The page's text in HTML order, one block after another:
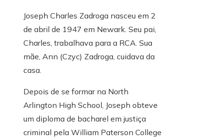
Joseph Charles Zadroga nasceu em 2
de abril de 1947 em Newark. Seu pai,
Charles, trabalhava para a RCA. Sua
mãe, Ann (Czyc) Zadroga, cuidava da
casa.
Depois de se formar na North
Arlington High School, Joseph obteve
um diploma de bacharel em justiça
criminal pela William Paterson College